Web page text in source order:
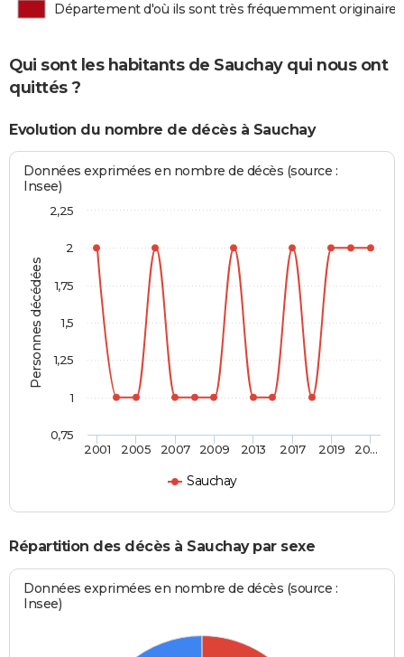
Département d'où ils sont très fréquemment originaires
Qui sont les habitants de Sauchay qui nous ont
quittés ?
Evolution du nombre de décès à Sauchay
Personnes décédées
Données exprimées en nombre de décès (source :
Insee)
Sauchay
2001 2005 2007 2009 2013 2017 2019 20…
0,75
1
1,25
1,5
1,75
2
2,25
Répartition des décès à Sauchay par sexe
Données exprimées en nombre de décès (source :
Insee)